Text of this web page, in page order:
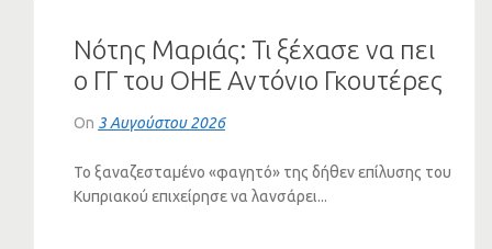
Νότης Μαριάς: Τι ξέχασε να πει
ο ΓΓ του ΟΗΕ Αντόνιο Γκουτέρες
για το Κυπριακό
On 3 Αυγούστου 2026
Το ξαναζεσταμένο «φαγητό» της δήθεν επίλυσης του
Κυπριακού επιχείρησε να λανσάρει...